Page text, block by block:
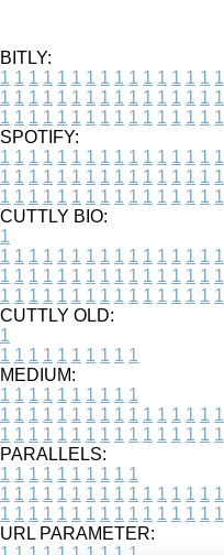
BITLY:
1 1 1 1 1 1 1 1 1 1 1 1 1 1 1 1
1 1 1 1 1 1 1 1 1 1 1 1 1 1 1 1
1 1 1 1 1 1 1 1 1 1 1 1 1 1 1 1
SPOTIFY:
1 1 1 1 1 1 1 1 1 1 1 1 1 1 1 1
1 1 1 1 1 1 1 1 1 1 1 1 1 1 1 1
1 1 1 1 1 1 1 1 1 1 1 1 1 1 1 1
CUTTLY BIO:
1
1 1 1 1 1 1 1 1 1 1 1 1 1 1 1 1
1 1 1 1 1 1 1 1 1 1 1 1 1 1 1 1
1 1 1 1 1 1 1 1 1 1 1 1 1 1 1 1
CUTTLY OLD:
1
1 1 1 1 1 1 1 1 1 1
MEDIUM:
1 1 1 1 1 1 1 1 1 1
1 1 1 1 1 1 1 1 1 1 1 1 1 1 1 1
1 1 1 1 1 1 1 1 1 1 1 1 1 1 1 1
PARALLELS:
1 1 1 1 1 1 1 1 1 1
1 1 1 1 1 1 1 1 1 1 1 1 1 1 1 1
1 1 1 1 1 1 1 1 1 1 1 1 1 1 1 1
URL PARAMETER: